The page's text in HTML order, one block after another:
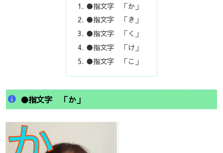
●指文字 「か」
●指文字 「き」
●指文字 「く」
●指文字 「け」
●指文字 「こ」
●指文字 「か」